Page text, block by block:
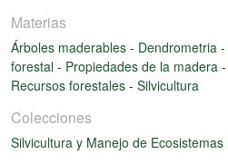
Materias
Árboles maderables - Dendrometria -
forestal - Propiedades de la madera -
Recursos forestales - Silvicultura
Colecciones
Silvicultura y Manejo de